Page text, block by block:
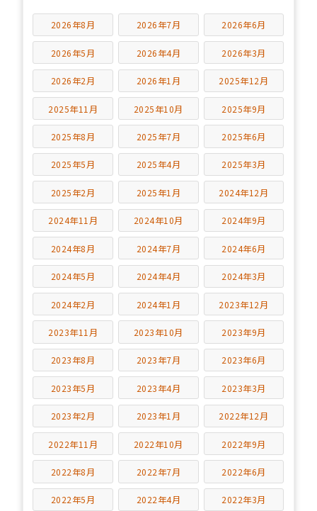
2026年8月 2026年7月 2026年6月
2026年5月 2026年4月 2026年3月
2026年2月 2026年1月 2025年12月
2025年11月 2025年10月 2025年9月
2025年8月 2025年7月 2025年6月
2025年5月 2025年4月 2025年3月
2025年2月 2025年1月 2024年12月
2024年11月 2024年10月 2024年9月
2024年8月 2024年7月 2024年6月
2024年5月 2024年4月 2024年3月
2024年2月 2024年1月 2023年12月
2023年11月 2023年10月 2023年9月
2023年8月 2023年7月 2023年6月
2023年5月 2023年4月 2023年3月
2023年2月 2023年1月 2022年12月
2022年11月 2022年10月 2022年9月
2022年8月 2022年7月 2022年6月
2022年5月 2022年4月 2022年3月